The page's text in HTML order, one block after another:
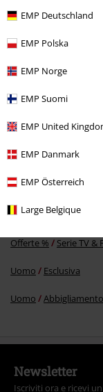
EMP Deutschland
EMP Polska
EMP Norge
EMP Suomi
EMP United
EMP Danmark
EMP Österreich
Large Belgique
RRP
Offerte %
Offerte %
Offerte % Serie TV &
Uomo Esclusiva
Uomo Abbigliamento
Newsletter
Iscriviti ora e ricevi